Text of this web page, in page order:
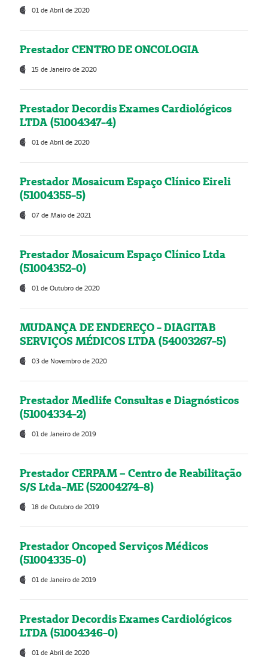
01 de Abril de 2020
Prestador CENTRO DE ONCOLOGIA
15 de Janeiro de 2020
Prestador Decordis Exames Cardiológicos
LTDA (51004347-4)
01 de Abril de 2020
Prestador Mosaicum Espaço Clínico Eireli
(51004355-5)
07 de Maio de 2021
Prestador Mosaicum Espaço Clínico Ltda
(51004352-0)
01 de Outubro de 2020
MUDANÇA DE ENDEREÇO - DIAGITAB
SERVIÇOS MÉDICOS LTDA (54003267-5)
03 de Novembro de 2020
Prestador Medlife Consultas e Diagnósticos
(51004334-2)
01 de Janeiro de 2019
Prestador CERPAM – Centro de Reabilitação
S/S Ltda-ME (52004274-8)
18 de Outubro de 2019
Prestador Oncoped Serviços Médicos
(51004335-0)
01 de Janeiro de 2019
Prestador Decordis Exames Cardiológicos
LTDA (51004346-0)
01 de Abril de 2020